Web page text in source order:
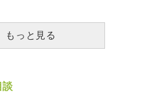
以上に拡散されてしまったのだとは
そのアニメに驚き、つい興奮してそ
もっと見る